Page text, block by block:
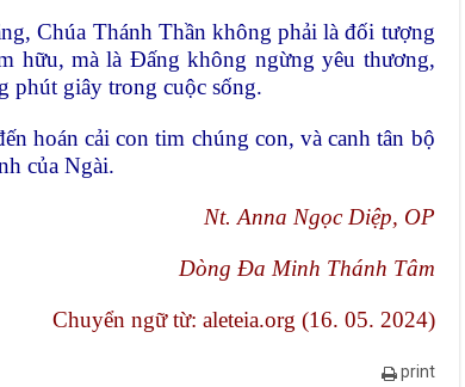
Chúa Thánh Thần không phải là đối tượng
hữu, mà là Đấng không ngừng yêu thương,
phút giây trong cuộc sống.
hoán cải con tim chúng con, và canh tân bộ
của Ngài.
Nt. Anna Ngọc Diệp, OP
Dòng Đa Minh Thánh Tâm
Chuyển ngữ từ: aleteia.org (16. 05. 2024)
print